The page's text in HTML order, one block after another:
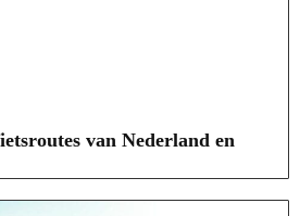
van Nederland en